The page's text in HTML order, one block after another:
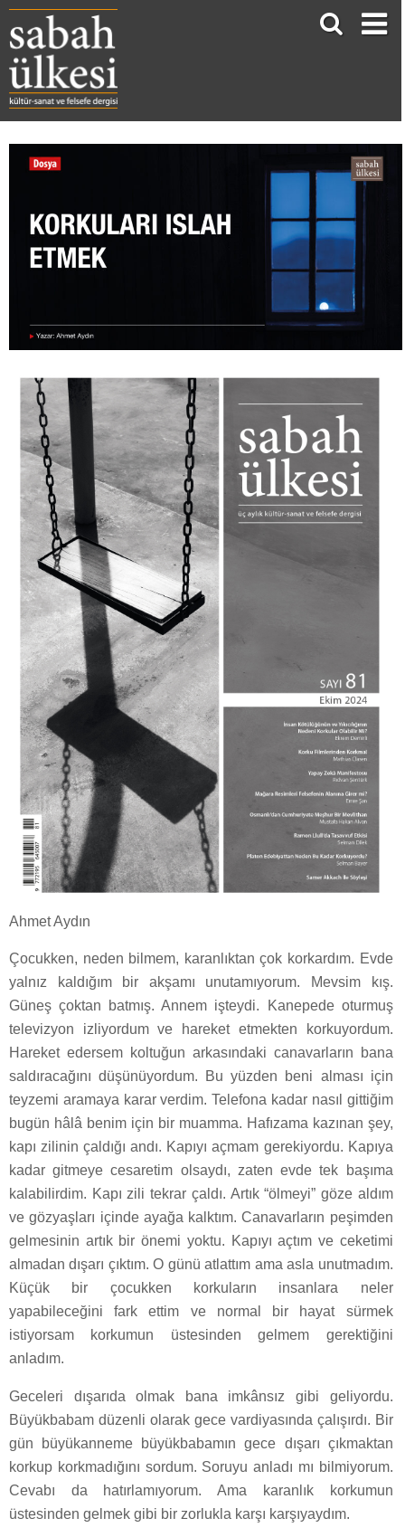
Ahmet Aydın
Çocukken, neden bilmem, karanlıktan çok korkardım. Evde
yalnız kaldığım bir akşamı unutamıyorum. Mevsim kış.
Güneş çoktan batmış. Annem işteydi. Kanepede oturmuş
televizyon izliyordum ve hareket etmekten korkuyordum.
Hareket edersem koltuğun arkasındaki canavarların bana
saldıracağını düşünüyordum. Bu yüzden beni alması için
teyzemi aramaya karar verdim. Telefona kadar nasıl gittiğim
bugün hâlâ benim için bir muamma. Hafızama kazınan şey,
kapı zilinin çaldığı andı. Kapıyı açmam gerekiyordu. Kapıya
kadar gitmeye cesaretim olsaydı, zaten evde tek başıma
kalabilirdim. Kapı zili tekrar çaldı. Artık “ölmeyi” göze aldım
ve gözyaşları içinde ayağa kalktım. Canavarların peşimden
gelmesinin artık bir önemi yoktu. Kapıyı açtım ve ceketimi
almadan dışarı çıktım. O günü atlattım ama asla unutmadım.
Küçük bir çocukken korkuların insanlara neler
yapabileceğini fark ettim ve normal bir hayat sürmek
istiyorsam korkumun üstesinden gelmem gerektiğini
anladım.
Geceleri dışarıda olmak bana imkânsız gibi geliyordu.
Büyükbabam düzenli olarak gece vardiyasında çalışırdı. Bir
gün büyükanneme büyükbabamın gece dışarı çıkmaktan
korkup korkmadığını sordum. Soruyu anladı mı bilmiyorum.
Cevabı da hatırlamıyorum. Ama karanlık korkumun
üstesinden gelmek gibi bir zorlukla karşı karşıyaydım.